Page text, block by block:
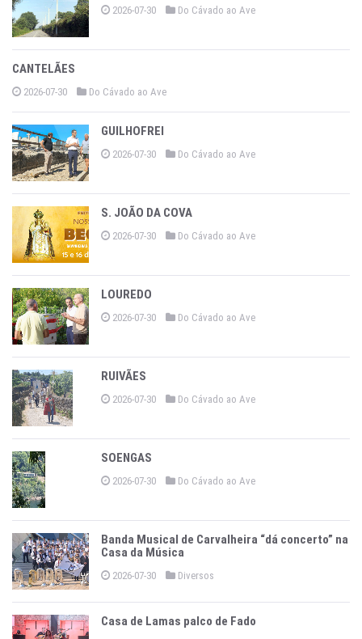
2026-07-30 Do Cávado ao Ave
CANTELÃES
2026-07-30 Do Cávado ao Ave
GUILHOFREI
2026-07-30 Do Cávado ao Ave
S. JOÃO DA COVA
2026-07-30 Do Cávado ao Ave
LOUREDO
2026-07-30 Do Cávado ao Ave
RUIVÃES
2026-07-30 Do Cávado ao Ave
SOENGAS
2026-07-30 Do Cávado ao Ave
Banda Musical de Carvalheira “dá concerto” na
Casa da Música
2026-07-30 Diversos
Casa de Lamas palco de Fado